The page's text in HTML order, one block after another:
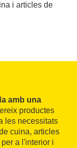
i articles de
amb una
productes
les necessitats
cuina, articles
a l'interior i